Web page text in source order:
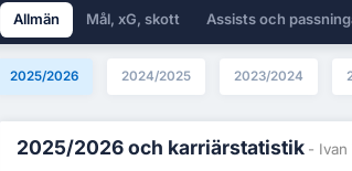
Allmän Mål, xG, skott Assists och
2025/2026 2024/2025 2023/2024
2025/2026 och karriärstatistik - Ivan